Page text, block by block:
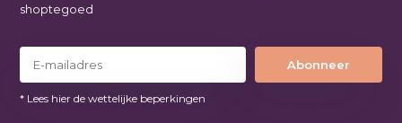
shoptegoed
Abonneer
* Lees hier de wettelijke beperkingen